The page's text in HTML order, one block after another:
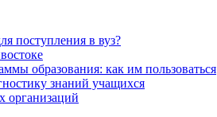
поступления в вуз?
образования: как им пользоваться
знаний учащихся
организаций